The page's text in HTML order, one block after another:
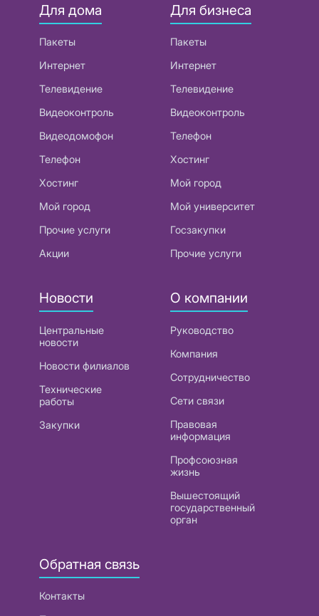
Для дома
Пакеты
Интернет
Телевидение
Видеоконтроль
Видеодомофон
Телефон
Хостинг
Мой город
Прочие услуги
Акции
Для бизнеса
Пакеты
Интернет
Телевидение
Видеоконтроль
Телефон
Хостинг
Мой город
Мой университет
Госзакупки
Прочие услуги
Новости
Центральные
новости
Новости филиалов
Технические
работы
Закупки
О компании
Руководство
Компания
Сотрудничество
Сети связи
Правовая
информация
Профсоюзная
жизнь
Вышестоящий
государственный
орган
Обратная связь
Контакты